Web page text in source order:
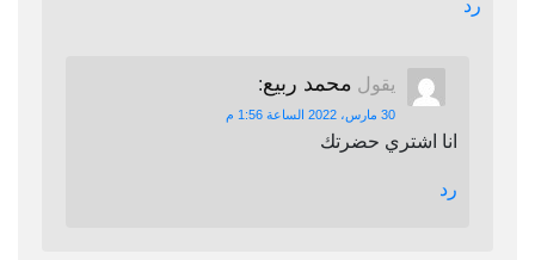
رد
يقول محمد ربيع:
30 مارس، 2022 الساعة 1:56 م
انا اشتري حضرتك
رد